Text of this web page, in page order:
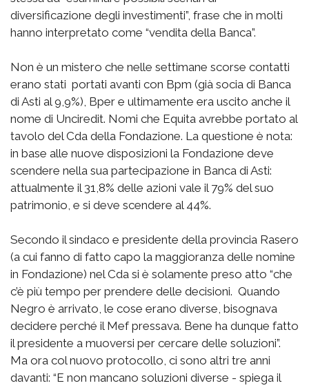
diversificazione degli investimenti”, frase che in molti
hanno interpretato come “vendita della Banca”.
Non è un mistero che nelle settimane scorse contatti
erano stati portati avanti con Bpm (già socia di Banca
di Asti al 9,9%), Bper e ultimamente era uscito anche il
nome di Unciredit. Nomi che Equita avrebbe portato al
tavolo del Cda della Fondazione. La questione è nota:
in base alle nuove disposizioni la Fondazione deve
scendere nella sua partecipazione in Banca di Asti:
attualmente il 31,8% delle azioni vale il 79% del suo
patrimonio, e si deve scendere al 44%.
Secondo il sindaco e presidente della provincia Rasero
(a cui fanno di fatto capo la maggioranza delle nomine
in Fondazione) nel Cda si è solamente preso atto “che
c’è più tempo per prendere delle decisioni. Quando
Negro è arrivato, le cose erano diverse, bisognava
decidere perché il Mef pressava. Bene ha dunque fatto
il presidente a muoversi per cercare delle soluzioni”.
Ma ora col nuovo protocollo, ci sono altri tre anni
davanti: “E non mancano soluzioni diverse - spiega il